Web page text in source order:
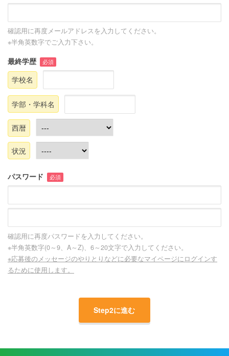
確認用に再度メールアドレスを入力してください。
※半角英数字でご入力下さい。
最終学歴 必須
学校名
学部・学科名
西暦
状況
パスワード 必須
確認用に再度パスワードを入力してください。
※半角英数字(0～9、A～Z)、6～20文字で入力してください。
※応募後のメッセージのやりとりなどに必要なマイページにログインす
るために使用します。